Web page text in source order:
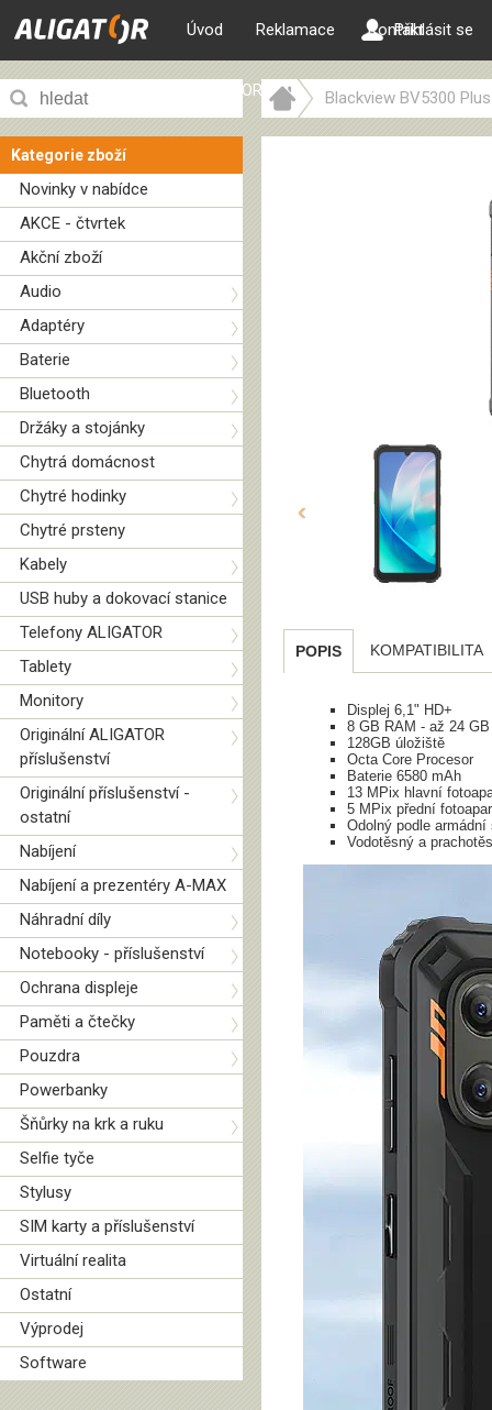
Úvod Reklamace Kontakt
ALIGATOR web
Přihlásit se
Kategorie zboží
Novinky v nabídce
AKCE - čtvrtek
Akční zboží
Audio
Adaptéry
Baterie
Bluetooth
Držáky a stojánky
Chytrá domácnost
Chytré hodinky
Chytré prsteny
Kabely
USB huby a dokovací stanice
Telefony ALIGATOR
Tablety
Monitory
Originální ALIGATOR
příslušenství
Originální příslušenství -
ostatní
Nabíjení
Nabíjení a prezentéry A-MAX
Náhradní díly
Notebooky - příslušenství
Ochrana displeje
Paměti a čtečky
Pouzdra
Powerbanky
Šňůrky na krk a ruku
Selfie tyče
Stylusy
SIM karty a příslušenství
Virtuální realita
Ostatní
Výprodej
Software
Blackview BV5300
‹
POPIS KOMPATIBILITA
Displej 6,1" HD+
8 GB RAM - až 24
128GB úložiště
Octa Core Procesor
Baterie 6580 mAh
13 MPix hlavní
5 MPix přední
Odolný podle
Vodotěsný a